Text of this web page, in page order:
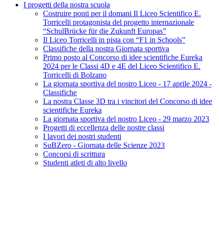
I progetti della nostra scuola
Costruire ponti per il domani Il Liceo Scientifico E.
Torricelli protagonista del progetto internazionale
“SchulBrücke für die Zukunft Europas”
Il Liceo Torricelli in pista con “F1 in Schools”
Classifiche della nostra Giornata sportiva
Primo posto al Concorso di idee scientifiche Eureka
2024 per le Classi 4D e 4E del Liceo Scientifico E.
Torricelli di Bolzano
La giornata sportiva del nostro Liceo - 17 aprile 2024 -
Classifiche
La nostra Classe 3D tra i vincitori del Concorso di idee
scientifiche Eureka
La giornata sportiva del nostro Liceo - 29 marzo 2023
Progetti di eccellenza delle nostre classi
I lavori dei nostri studenti
SuBZero - Giornata delle Scienze 2023
Concorsi di scrittura
Studenti atleti di alto livello